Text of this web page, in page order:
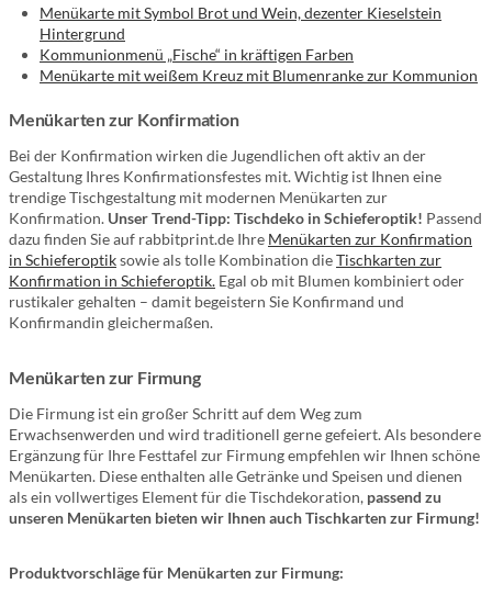
Menükarte mit Symbol Brot und Wein, dezenter Kieselstein
Hintergrund
Kommunionmenü „Fische“ in kräftigen Farben
Menükarte mit weißem Kreuz mit Blumenranke zur Kommunion
Menükarten zur Konfirmation
Bei der Konfirmation wirken die Jugendlichen oft aktiv an der
Gestaltung Ihres Konfirmationsfestes mit. Wichtig ist Ihnen eine
trendige Tischgestaltung mit modernen Menükarten zur
Konfirmation. Unser Trend-Tipp: Tischdeko in Schieferoptik! Passend
dazu finden Sie auf rabbitprint.de Ihre Menükarten zur Konfirmation
in Schieferoptiksowie als tolle Kombination dieTischkarten zur
Konfirmation in Schieferoptik. Egal ob mit Blumen kombiniert oder
rustikaler gehalten – damit begeistern Sie Konfirmand und
Konfirmandin gleichermaßen.
Menükarten zur Firmung
Die Firmung ist ein großer Schritt auf dem Weg zum
Erwachsenwerden und wird traditionell gerne gefeiert. Als besondere
Ergänzung für Ihre Festtafel zur Firmung empfehlen wir Ihnen schöne
Menükarten. Diese enthalten alle Getränke und Speisen und dienen
als ein vollwertiges Element für die Tischdekoration, passend zu
unseren Menükarten bieten wir Ihnen auch Tischkarten zur Firmung!
Produktvorschläge für Menükarten zur Firmung: